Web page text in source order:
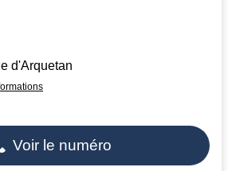
d'Arquetan
Voir le numéro